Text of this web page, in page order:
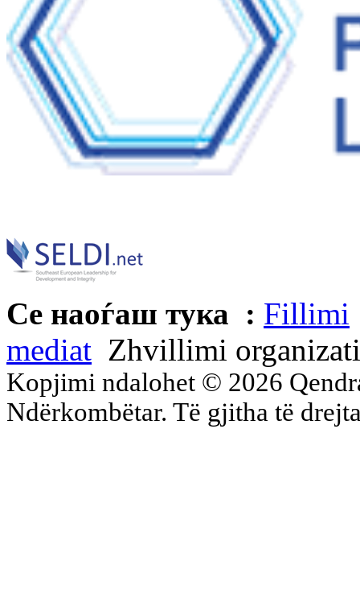
Се наоѓаш тука : Fillimi
mediat Zhvillimi
Kopjimi ndalohet © 2026
Ndërkombëtar. Të gjitha të